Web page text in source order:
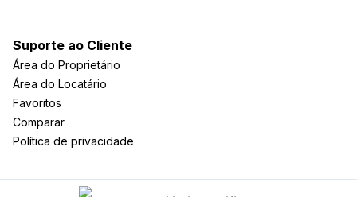
Suporte ao Cliente
Área do Proprietário
Área do Locatário
Favoritos
Comparar
Política de privacidade